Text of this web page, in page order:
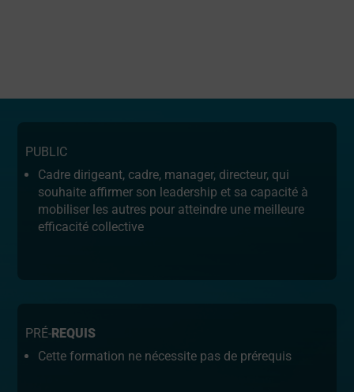
PUBLIC
Cadre dirigeant, cadre, manager, directeur, qui
souhaite affirmer son leadership et sa capacité à
mobiliser les autres pour atteindre une meilleure
efficacité collective
PRÉ‑REQUIS
Cette formation ne nécessite pas de prérequis